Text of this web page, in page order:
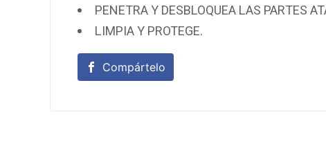
PENETRA Y DESBLOQUEA LAS PARTES
LIMPIA Y PROTEGE.
Compártelo